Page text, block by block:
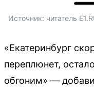
Источник: читатель
«Екатеринбург
переплюнет,
обгоним» —